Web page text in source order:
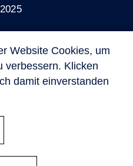
Website Cookies, um
verbessern. Klicken
damit einverstanden